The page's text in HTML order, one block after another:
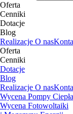
Oferta
Cenniki
Dotacje
Blog
Realizacje O nas
Oferta
Cenniki
Dotacje
Blog
Realizacje O nas
Wycena Pompy Ciepła
Wycena Fotowoltaiki